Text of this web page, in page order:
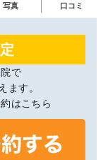
写真 口コミ
で
ます。
はこちら